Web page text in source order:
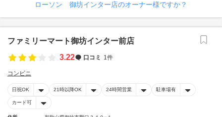
ローソン 御坊インター店のオーナー様ですか？
ファミリーマート御坊インター前店
3.22
口コミ 1件
コンビニ
日祝OK 21時以降OK 24時間営業 駐車場有
カード可